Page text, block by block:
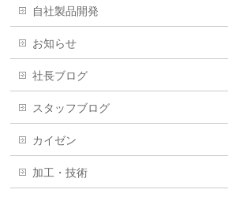
自社製品開発
お知らせ
社長ブログ
スタッフブログ
カイゼン
加工・技術